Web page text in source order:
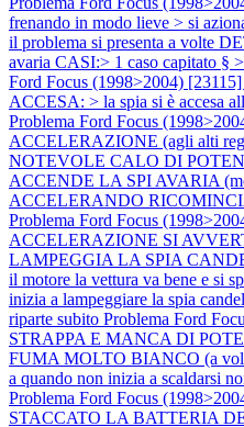
frenando in modo lieve > si
il problema si presenta a volte
avaria CASI:> 1 caso capitato §
Ford Focus (1998>2004)
ACCESA: > la spia si è accesa
Problema Ford Focus
ACCELERAZIONE (agli alti
NOTEVOLE CALO DI
ACCENDE LA SPI AVARIA
ACCELERANDO
Problema Ford Focus
ACCELERAZIONE SI
LAMPEGGIA LA SPIA
il motore la vettura va bene e si
inizia a lampeggiare la spia
riparte subito Problema Ford
STRAPPA E MANCA DI
FUMA MOLTO BIANCO (a
a quando non inizia a scaldarsi
Problema Ford Focus
STACCATO LA BATTERIA